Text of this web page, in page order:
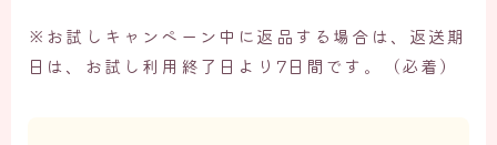
※お試しキャンペーン中に返品する場合は、返送期
日は、お試し利用終了日より7日間です。（必着）